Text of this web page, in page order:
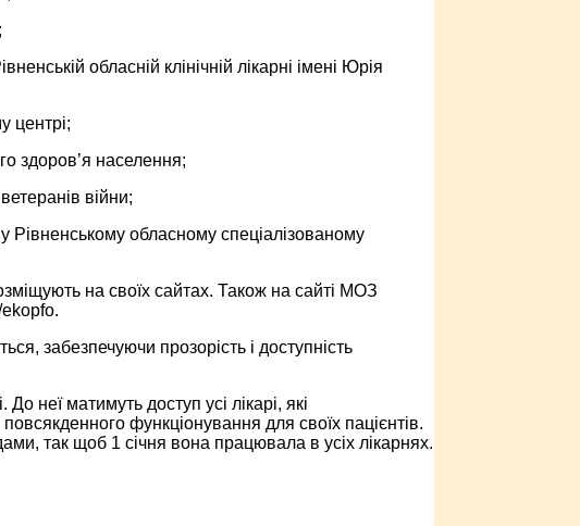
обласній клінічній лікарні імені Юрія
центрі;
здоров’я населення;
війни;
Рівненському обласному спеціалізованому
на своїх сайтах. Також на сайті МОЗ
забезпечуючи прозорість і доступність
неї матимуть доступ усі лікарі, які
функціонування для своїх пацієнтів.
так щоб 1 січня вона працювала в усіх лікарнях.